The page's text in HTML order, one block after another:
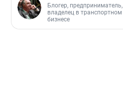
Блогер, предприниматель,
владелец в транспортном
бизнесе